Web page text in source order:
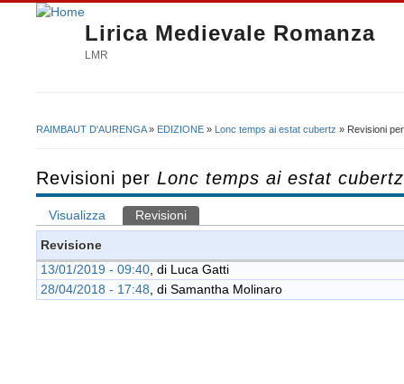
Lirica Medievale Romanza
LMR
RAIMBAUT D'AURENGA» EDIZIONE » Lonc temps ai estat cubertz » Revisioni
Revisioni per Lonc temps ai estat cubertz
Schede primarie
Visualizza Revisioni
Revisione
13/01/2019 - 09:40 , di Luca Gatti
28/04/2018 - 17:48 , di Samantha Molinaro